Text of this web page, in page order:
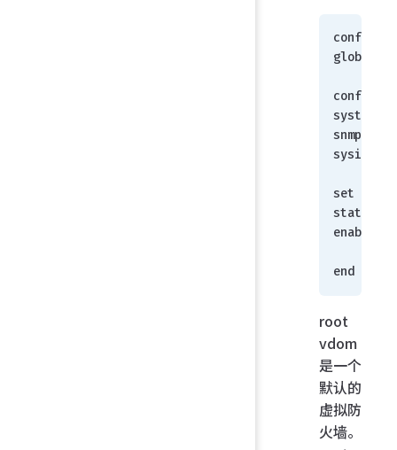
config
global
config
system
snmp
sysinfo
set
status
enable
end
root
vdom
是一个
默认的
虚拟防
火墙。